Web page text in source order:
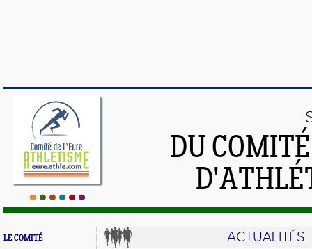
DU
LE COMITÉ ACTUALITÉS